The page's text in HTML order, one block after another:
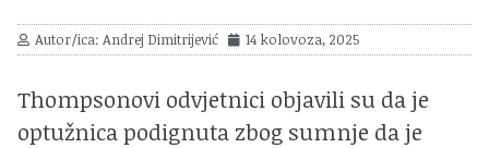
Autor/ica: Andrej Dimitrijević 14 kolovoza, 2025
Thompsonovi odvjetnici objavili su da je
optužnica podignuta zbog sumnje da je